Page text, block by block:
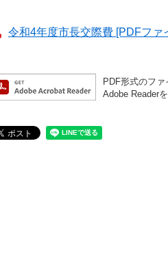
令和4年度市長交際費 [PDFファ
PDF形式のフ
Adobe Reader